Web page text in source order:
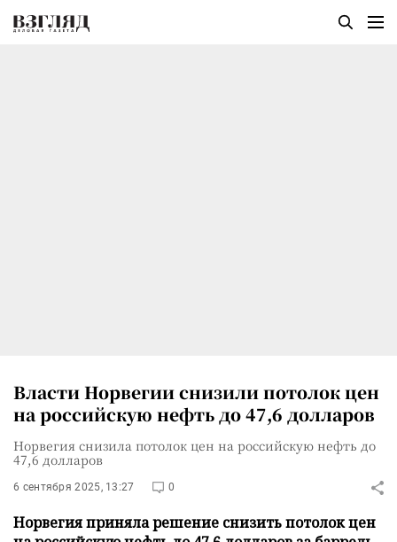
Власти Норвегии снизили потолок цен
на российскую нефть до 47,6 долларов
Норвегия снизила потолок цен на российскую нефть до
47,6 долларов
6 сентября 2025, 13:27 0
Норвегия приняла решение снизить потолок цен